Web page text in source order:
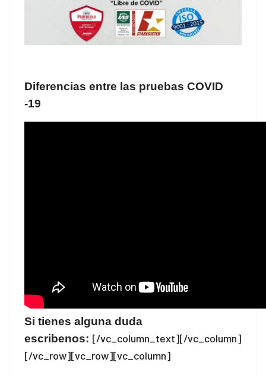
Diferencias entre las pruebas COVID
-19
Si tienes alguna duda
escribenos: [/vc_column_text][/vc_column]
[/vc_row][vc_row][vc_column]